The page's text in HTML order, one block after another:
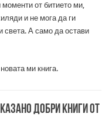
от битието ми,
и не мога да ги
света. А само да остави
ми книга.
добри книги от